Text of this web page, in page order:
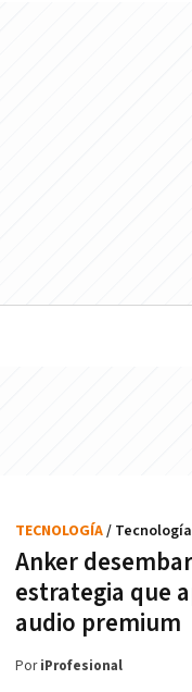
Anker
estrategia que
audio premium
TECNOLOGÍA/ Tecnología
PoriProfesional